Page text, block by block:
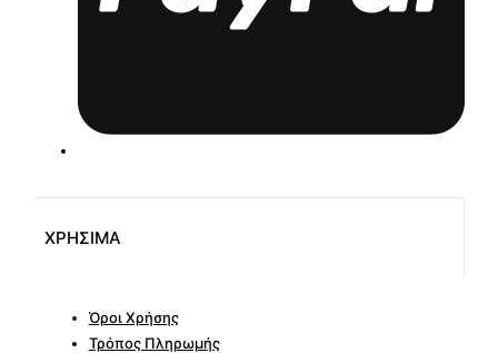
ΧΡΗΣΙΜΑ
Όροι Χρήσης
Τρόπος Πληρωμής